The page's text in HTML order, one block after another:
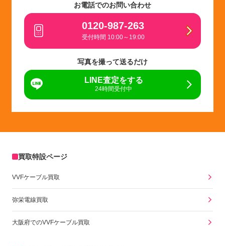
お電話でのお問い合わせ
0120-987-263
受付時間 10:00～19:00
写真を撮って送るだけ
LINE査定をする
24時間受付中
買取特設ページ
VVFケーブル買取
弥栄電線買取
大阪府でのVVFケーブル買取